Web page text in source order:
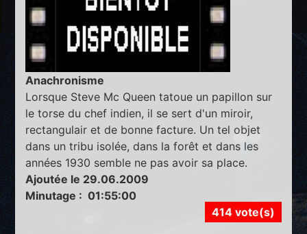
Anachronisme
Lorsque Steve Mc Queen tatoue un papillon sur
le torse du chef indien, il se sert d'un miroir,
rectangulair et de bonne facture. Un tel objet
dans un tribu isolée, dans la forêt et dans les
années 1930 semble ne pas avoir sa place.
Ajoutée le 29.06.2009
Minutage : 01:55:00
414 vote(s)